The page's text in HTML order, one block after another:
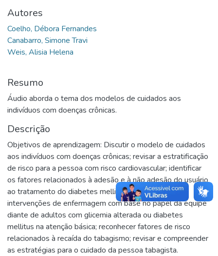
Autores
Coelho, Débora Fernandes
Canabarro, Simone Travi
Weis, Alisia Helena
Resumo
Áudio aborda o tema dos modelos de cuidados aos
indivíduos com doenças crônicas.
Descrição
Objetivos de aprendizagem: Discutir o modelo de cuidados
aos indivíduos com doenças crônicas; revisar a estratificação
de risco para a pessoa com risco cardiovascular; identificar
os fatores relacionados à adesão e à não adesão do usuário
ao tratamento do diabetes mellitus; compreender as
intervenções de enfermagem com base no papel da equipe
diante de adultos com glicemia alterada ou diabetes
mellitus na atenção básica; reconhecer fatores de risco
relacionados à recaída do tabagismo; revisar e compreender
as estratégias para o cuidado da pessoa tabagista.